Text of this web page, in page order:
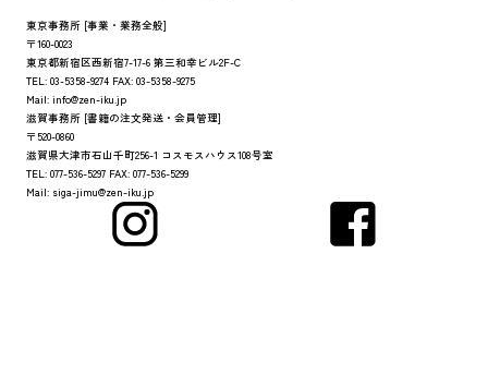
東京事務所 [事業・業務全般]
〒160-0023
東京都新宿区西新宿7-17-6 第三和幸ビル2F-C
TEL: 03-5358-9274 FAX: 03-5358-9275
Mail: info@zen-iku.jp
滋賀事務所 [書籍の注文発送・会員管理]
〒520-0860
滋賀県大津市石山千町256-1 コスモスハウス108号室
TEL: 077-536-5297 FAX: 077-536-5299
Mail: siga-jimu@zen-iku.jp